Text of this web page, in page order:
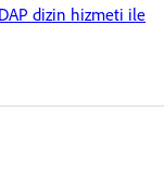
dizin hizmeti ile